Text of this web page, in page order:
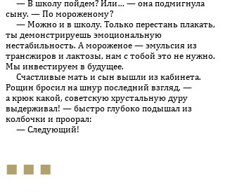
— В школу пойдем? Или… — она подмигнула
сыну. — По мо­ро­женому?
— Можно и в школу. Только перестань плакать,
ты демонстрируешь эмоциональную
нестабильность. А мороженое — эмульсия из
трансжиров и лактозы, нам с тобой это не нужно.
Мы инвестируем в будущее.
Счастливые мать и сын вышли из кабинета.
Рощин бросил на шнур последний взгляд, —
а крюк какой, советскую хрустальную дуру
выдерживал! — быстро глубоко подышал из
колбочки и проорал:
— Следующий!
■ ■ ■